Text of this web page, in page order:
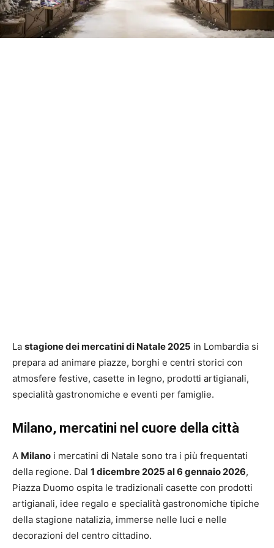
La stagione dei mercatini di Natale 2025 in Lombardia si
prepara ad animare piazze, borghi e centri storici con
atmosfere festive, casette in legno, prodotti artigianali,
specialità gastronomiche e eventi per famiglie.
Milano, mercatini nel cuore della città
A Milano i mercatini di Natale sono tra i più frequentati
della regione. Dal 1 dicembre 2025 al 6 gennaio 2026,
Piazza Duomo ospita le tradizionali casette con prodotti
artigianali, idee regalo e specialità gastronomiche tipiche
della stagione natalizia, immerse nelle luci e nelle
decorazioni del centro cittadino.